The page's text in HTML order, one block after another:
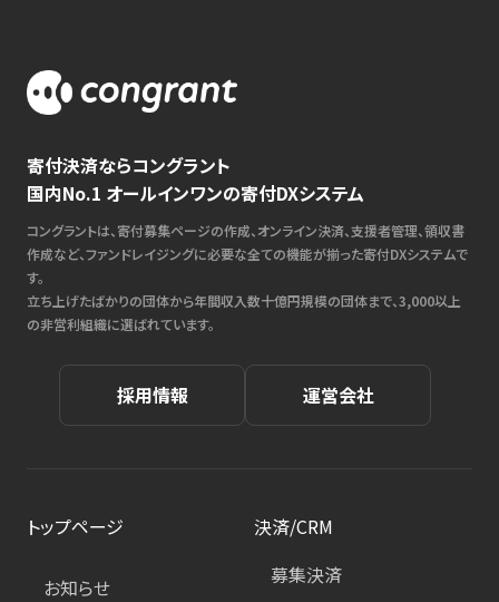
寄付決済ならコングラント
国内No.1 オールインワンの寄付DXシステム
コングラントは、寄付募集ページの作成、オンライン決済、支援者管理、領収書
作成など、ファンドレイジングに必要な全ての機能が揃った寄付DXシステムで
す。
立ち上げたばかりの団体から年間収入数十億円規模の団体まで、3,000以上
の非営利組織に選ばれています。
採用情報 運営会社
トップページ
お知らせ
決済/CRM
募集決済